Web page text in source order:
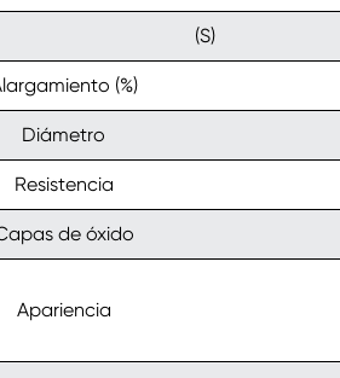
(S)
(%)
Diámetro
Resistencia
de óxido
Apariencia